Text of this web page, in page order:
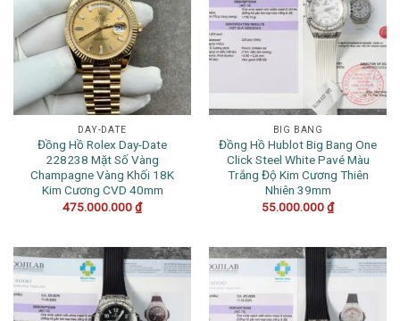
DAY-DATE
Đồng Hồ Rolex Day-Date
228238 Mặt Số Vàng
Champagne Vàng Khối 18K
Kim Cương CVD 40mm
475.000.000₫
BIG BANG
Đồng Hồ Hublot Big Bang One
Click Steel White Pavé Màu
Trắng Độ Kim Cương Thiên
Nhiên 39mm
55.000.000₫